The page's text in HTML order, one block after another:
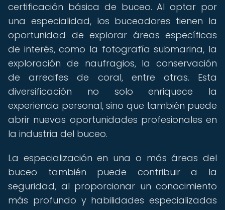
certificación básica de buceo. Al optar por
una especialidad, los buceadores tienen la
oportunidad de explorar áreas específicas
de interés, como la fotografía submarina, la
exploración de naufragios, la conservación
de arrecifes de coral, entre otras. Esta
diversificación no solo enriquece la
experiencia personal, sino que también puede
abrir nuevas oportunidades profesionales en
la industria del buceo.
La especialización en una o más áreas del
buceo también puede contribuir a la
seguridad, al proporcionar un conocimiento
más profundo y habilidades especializadas